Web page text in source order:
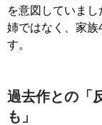
を意図していま
姉ではなく、家
す。
過去作との「
も」